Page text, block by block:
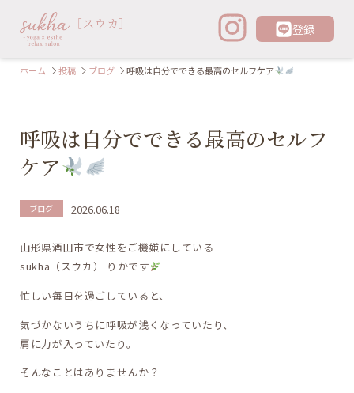
登録
ホーム 投稿 ブログ 呼吸は自分でできる最高のセルフケア
呼吸は自分でできる最高のセルフ
ケア
ブログ 2026.06.18
山形県酒田市で女性をご機嫌にしている
sukha（スウカ） りかです
忙しい毎日を過ごしていると、
気づかないうちに呼吸が浅くなっていたり、
肩に力が入っていたり。
そんなことはありませんか？